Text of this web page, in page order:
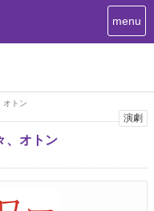
T
o
g
menu
オトン
演劇
、オトン